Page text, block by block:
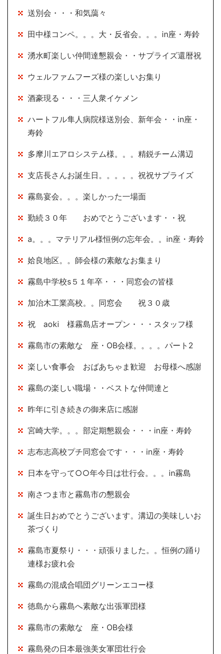
送別会・・・和気藹々
田中様コンペ。。。大・反省会。。。in座・寿鈴
湧水町楽しい仲間達懇親会・・サプライズ還暦祝
ウェルファムフーズ様の楽しいお集り
酒豪現る・・・三人衆イケメン
ハートフル隼人病院様送別会、新年会・・in座・
寿鈴
多摩川エアロシステム様。。。精鋭チーム溝辺
支店長さんお誕生日。。。。。祝祝サプライズ
霧島宴会。。。楽しかった一場面
勤続３０年 おめでとうございます・・祝
a。。。マテリアル様恒例の忘年会。。in座・寿鈴
姶良地区。。師会様の素敵なお集まり
霧島中学校s５１年卒・・・同窓会の皆様
加治木工業高校。。同窓会 祝３０歳
祝 aoki 様霧島店オープン・・・スタッフ様
霧島市の素敵な 座・OB会様。。。。パート2
楽しい食事会 おばあちゃま歓迎 お母様へ感謝
霧島の楽しい職場・・ベストな仲間達と
昨年に引き続きの御来店に感謝
宮崎大学。。。部定期懇親会・・・in座・寿鈴
志布志高校プチ同窓会です・・・in座・寿鈴
日本を守って○○年今日は壮行会。。。in霧島
南さつま市と霧島市の懇親会
誕生日おめでとうございます。溝辺の美味しいお
茶づくり
霧島市夏祭り・・・頑張りました。。恒例の踊り
連様お疲れ会
霧島の混成合唱団グリーンエコー様
徳島から霧島へ素敵な出張軍団様
霧島市の素敵な 座・OB会様
霧島発の日本最強美女軍団壮行会